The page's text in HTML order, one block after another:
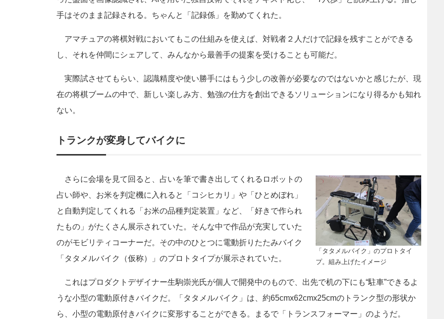
手はそのまま記録される。ちゃんと「記録係」を勤めてくれた。
アマチュアの将棋対戦においてもこの仕組みを使えば、対戦者２人だけで記録を残すことができる
し、それを仲間にシェアして、みんなから最善手の提案を受けることも可能だ。
実際試させてもらい、認識精度や使い勝手にはもう少しの改善が必要なのではないかと感じたが、現
在の将棋ブームの中で、新しい楽しみ方、勉強の仕方を創出できるソリューションになり得るかも知れ
ない。
トランクが変身してバイクに
「タタメルバイク」のプロトタイ
プ。組み上げたイメージ
さらに会場を見て回ると、占いを筆で書き出してくれるロボットの
占い師や、お米を判定機に入れると「コシヒカリ」や「ひとめぼれ」
と自動判定してくれる「お米の品種判定装置」など、「好きで作られ
たもの」がたくさん展示されていた。そんな中で作品が充実していた
のがモビリティコーナーだ。その中のひとつに電動折りたたみバイク
「タタメルバイク（仮称）」のプロトタイプが展示されていた。
これはプロダクトデザイナー生駒崇光氏が個人で開発中のもので、出先で机の下にも“駐車”できるよ
うな小型の電動原付きバイクだ。「タタメルバイク」は、約65cmx62cmx25cmのトランク型の形状か
ら、小型の電動原付きバイクに変形することができる。まるで「トランスフォーマー」のようだ。